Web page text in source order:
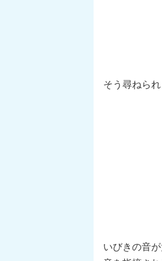
そう尋ねら
いびきの音